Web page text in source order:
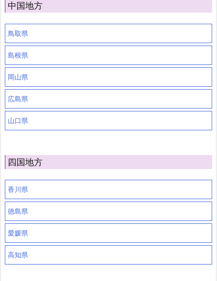
中国地方
鳥取県
島根県
岡山県
広島県
山口県
四国地方
香川県
徳島県
愛媛県
高知県